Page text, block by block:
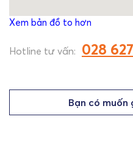
Xem bản đồ to hơn
Hotline tư vấn: 028
Bạn có muốn